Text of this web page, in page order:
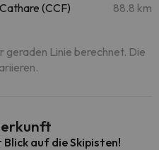
(CCF) 88.8 km
geraden Linie berechnet. Die
auf die Skipisten!